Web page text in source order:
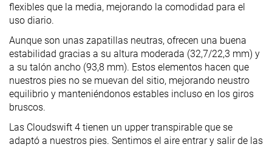
flexibles que la media, mejorando la comodidad para el
uso diario.
Aunque son unas zapatillas neutras, ofrecen una buena
estabilidad gracias a su altura moderada (32,7/22,3 mm) y
a su talón ancho (93,8 mm). Estos elementos hacen que
nuestros pies no se muevan del sitio, mejorando neustro
equilibrio y manteniéndonos estables incluso en los giros
bruscos.
Las Cloudswift 4 tienen un upper transpirable que se
adaptó a nuestros pies. Sentimos el aire entrar y salir de las